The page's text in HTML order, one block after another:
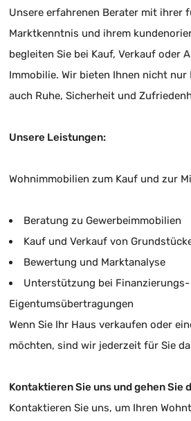
Unsere erfahrenen Berater mit ihrer
Marktkenntnis und ihrem
begleiten Sie bei Kauf, Verkauf oder
Immobilie. Wir bieten Ihnen nicht nur
auch Ruhe, Sicherheit und
Unsere Leistungen:
Wohnimmobilien zum Kauf und zur
Beratung zu Gewerbeimmobilien
Kauf und Verkauf von
Bewertung und Marktanalyse
Unterstützung bei Finanzierungs-
Eigentumsübertragungen
Wenn Sie Ihr Haus verkaufen oder
möchten, sind wir jederzeit für Sie
Kontaktieren Sie uns und gehen Sie
Kontaktieren Sie uns, um Ihren